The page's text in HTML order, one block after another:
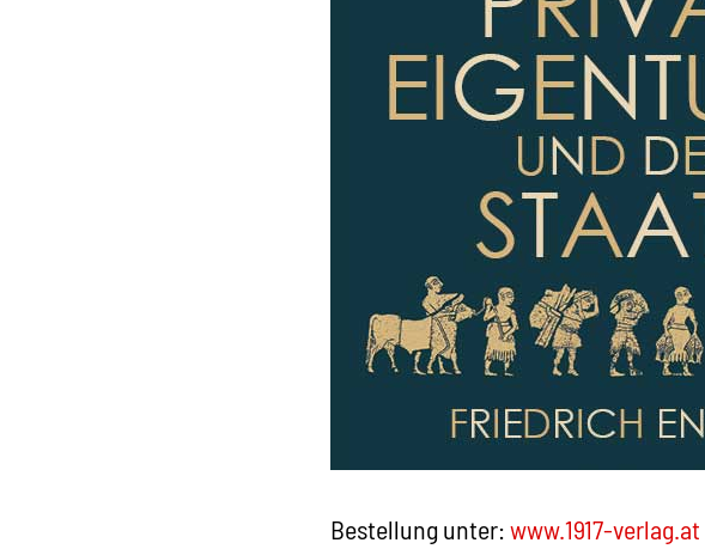
Bestellung unter:www.1917-verlag.at